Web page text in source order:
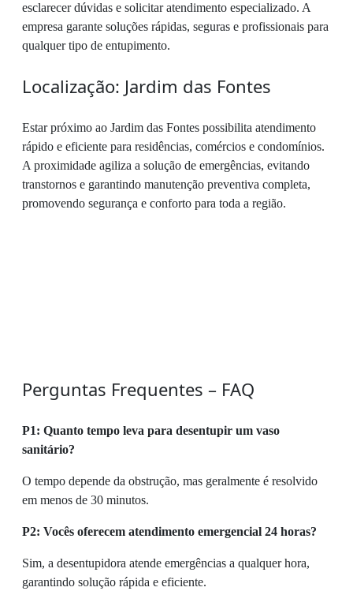
esclarecer dúvidas e solicitar atendimento especializado. A
empresa garante soluções rápidas, seguras e profissionais para
qualquer tipo de entupimento.
Localização: Jardim das Fontes
Estar próximo ao Jardim das Fontes possibilita atendimento
rápido e eficiente para residências, comércios e condomínios.
A proximidade agiliza a solução de emergências, evitando
transtornos e garantindo manutenção preventiva completa,
promovendo segurança e conforto para toda a região.
Perguntas Frequentes – FAQ
P1: Quanto tempo leva para desentupir um vaso
sanitário?
O tempo depende da obstrução, mas geralmente é resolvido
em menos de 30 minutos.
P2: Vocês oferecem atendimento emergencial 24 horas?
Sim, a desentupidora atende emergências a qualquer hora,
garantindo solução rápida e eficiente.